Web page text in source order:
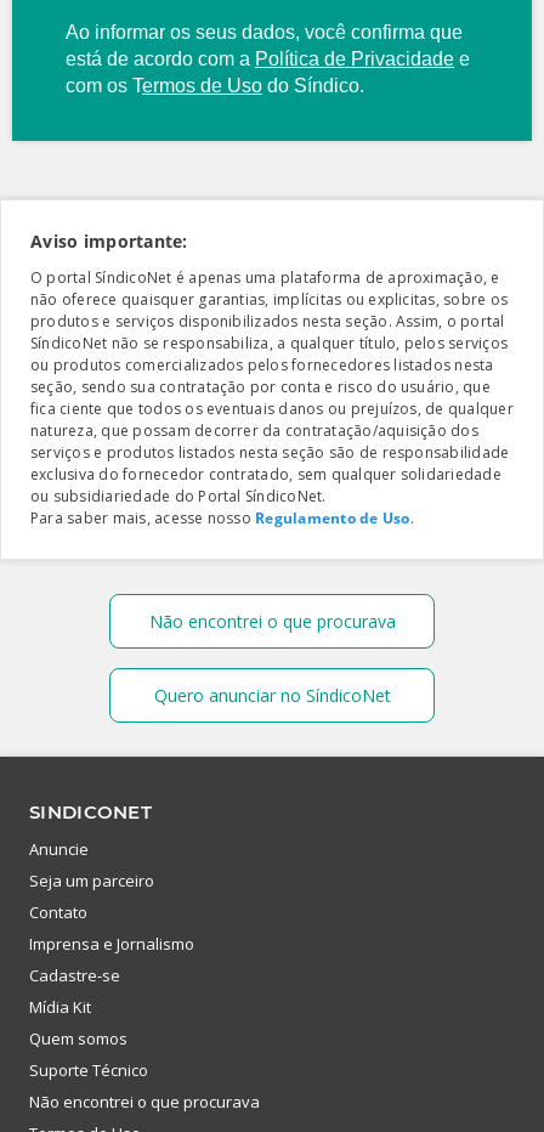
Ao informar os seus dados, você confirma que
está de acordo com a Política de Privacidade e
com os Termos de Uso do Síndico.
Aviso importante:
O portal SíndicoNet é apenas uma plataforma de aproximação, e
não oferece quaisquer garantias, implícitas ou explicitas, sobre os
produtos e serviços disponibilizados nesta seção. Assim, o portal
SíndicoNet não se responsabiliza, a qualquer título, pelos serviços
ou produtos comercializados pelos fornecedores listados nesta
seção, sendo sua contratação por conta e risco do usuário, que
fica ciente que todos os eventuais danos ou prejuízos, de qualquer
natureza, que possam decorrer da contratação/aquisição dos
serviços e produtos listados nesta seção são de responsabilidade
exclusiva do fornecedor contratado, sem qualquer solidariedade
ou subsidiariedade do Portal SíndicoNet.
Para saber mais, acesse nosso Regulamento de Uso.
Não encontrei o que procurava
Quero anunciar no SíndicoNet
SINDICONET
Anuncie
Seja um parceiro
Contato
Imprensa e Jornalismo
Cadastre-se
Mídia Kit
Quem somos
Suporte Técnico
Não encontrei o que procurava